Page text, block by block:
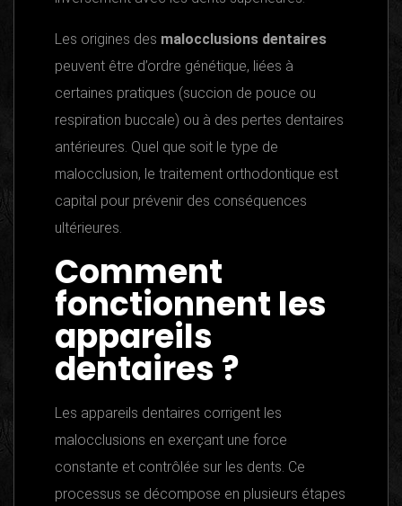
Les origines des malocclusions dentaires
peuvent être d’ordre génétique, liées à
certaines pratiques (succion de pouce ou
respiration buccale) ou à des pertes dentaires
antérieures. Quel que soit le type de
malocclusion, le traitement orthodontique est
capital pour prévenir des conséquences
ultérieures.
Comment
fonctionnent les
appareils
dentaires ?
Les appareils dentaires corrigent les
malocclusions en exerçant une force
constante et contrôlée sur les dents. Ce
processus se décompose en plusieurs étapes